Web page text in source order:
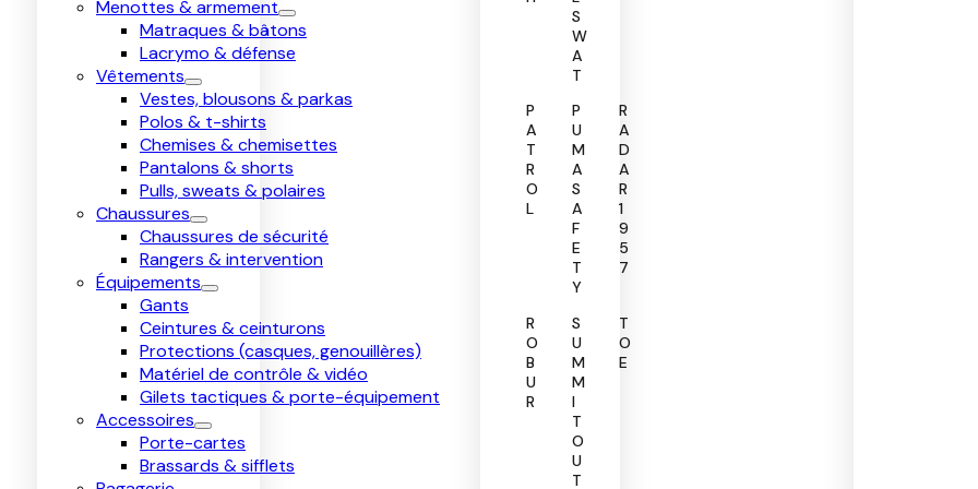
S
W
A
T
P
A
T
R
O
L
P
U
M
A
S
A
F
E
T
Y
R
A
D
A
R
1
9
5
7
R
O
B
U
R
S
U
M
M
I
T
O
U
T
T
O
E
Menottes & armement
Matraques & bâtons
Lacrymo & défense
Vêtements
Vestes, blousons & parkas
Polos & t-shirts
Chemises & chemisettes
Pantalons & shorts
Pulls, sweats & polaires
Chaussures
Chaussures de sécurité
Rangers & intervention
Équipements
Gants
Ceintures & ceinturons
Protections (casques, genouillères)
Matériel de contrôle & vidéo
Gilets tactiques & porte-équipement
Accessoires
Porte-cartes
Brassards & sifflets